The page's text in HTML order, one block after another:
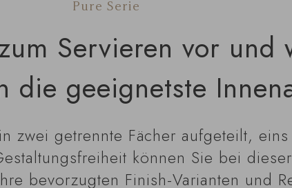
Pure Serie
Servieren vor und
die geeignetste
zwei getrennte Fächer aufgeteilt,
können Sie bei
bevorzugten Finish-Varianten und